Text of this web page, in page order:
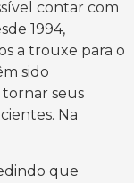
contar com
1994,
a trouxe para o
sido
seus
Na
que